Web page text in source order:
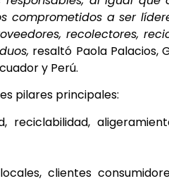
comprometidos a ser
recolectores,
resaltó Paola Palacios,
y Perú.
pilares principales:
reciclabilidad,
clientes